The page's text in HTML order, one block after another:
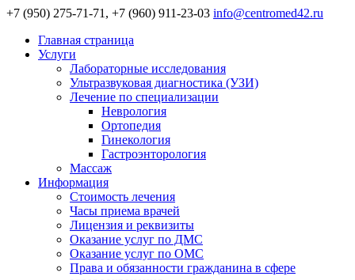
+7 (950) 275-71-71, +7 (960) 911-23-03 info@centromed42.ru
Главная страница
Услуги
Лабораторные исследования
Ультразвуковая диагностика (УЗИ)
Лечение по специализации
Неврология
Ортопедия
Гинекология
Гастроэнторология
Массаж
Информация
Стоимость лечения
Часы приема врачей
Лицензия и реквизиты
Оказание услуг по ДМС
Оказание услуг по ОМС
Права и обязанности гражданина в сфере